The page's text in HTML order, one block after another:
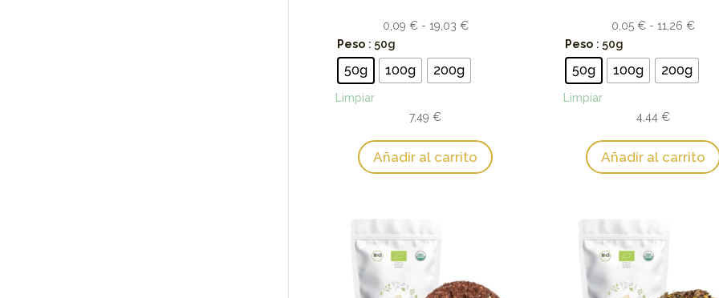
0,09 € - 19,03 €Rango
precios:
desde
Peso : 50g
50g 100g 200g
Limpiar
7,49€
Añadir al carrito
0,05 € - 11,26 €
Peso : 50g
50g 100g 200g
Limpiar
4,44 €
Añadir al carrito